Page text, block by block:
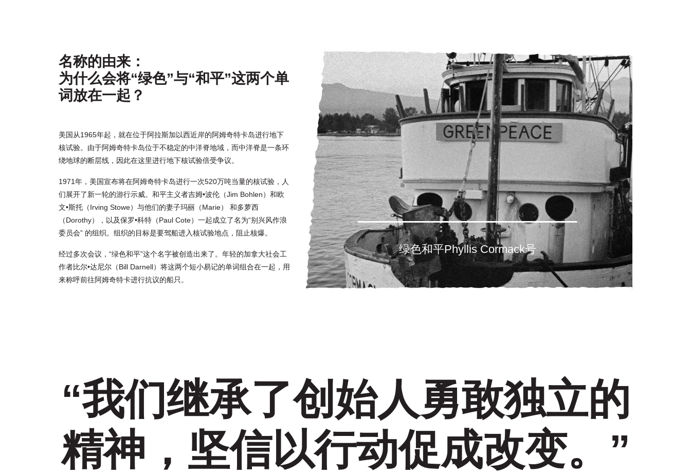
名称的由来：
为什么会将“绿色”与“和平”这两个单
词放在一起？
美国从1965年起，就在位于阿拉斯加以西近岸的阿姆奇特卡岛进行地下
核试验。由于阿姆奇特卡岛位于不稳定的中洋脊地域，而中洋脊是一条环
绕地球的断层线，因此在这里进行地下核试验倍受争议。
1971年，美国宣布将在阿姆奇特卡岛进行一次520万吨当量的核试验，人
们展开了新一轮的游行示威。和平主义者吉姆•波伦（Jim Bohlen）和欧
文•斯托（Irving Stowe）与他们的妻子玛丽（Marie） 和多萝西
（Dorothy），以及保罗•科特（Paul Cote）一起成立了名为“别兴风作浪
委员会” 的组织。组织的目标是要驾船进入核试验地点，阻止核爆。
经过多次会议，“绿色和平”这个名字被创造出来了。年轻的加拿大社会工
作者比尔•达尼尔（Bill Darnell）将这两个短小易记的单词组合在一起，用
来称呼前往阿姆奇特卡进行抗议的船只。
绿色和平Phyllis Cormack号
“我们继承了创始人勇敢独立的
精神，坚信以行动促成改变。”